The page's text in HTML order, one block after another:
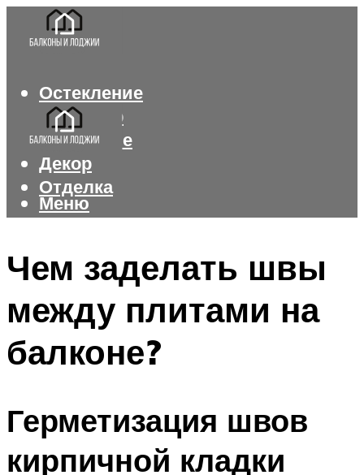
Остекление
Интерьер
Утепление
Декор
Отделка
Меню
Чем заделать швы
между плитами на
балконе?
Герметизация швов
кирпичной кладки